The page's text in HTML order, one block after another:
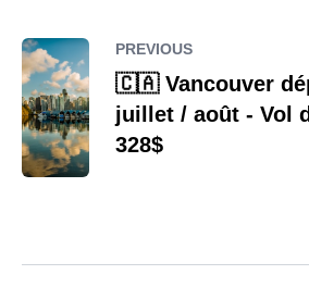
PREVIOUS
🇨🇦 Vancouver
juillet / août - Vol
328$